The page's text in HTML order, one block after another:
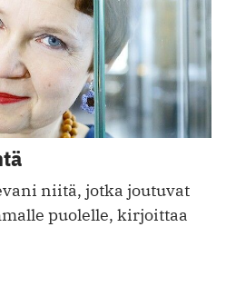
niitä, jotka joutuvat
puolelle, kirjoittaa